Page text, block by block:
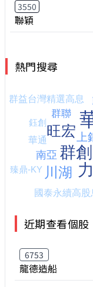
3550
聯穎
熱門搜尋
近期查看個股
6753
龍德造船